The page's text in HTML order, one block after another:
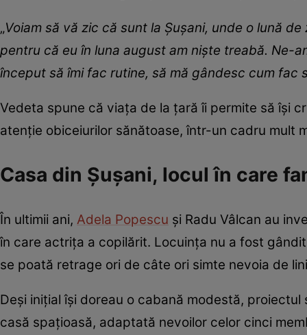
„Voiam să vă zic că sunt la Șușani, unde o lună
pentru că eu în luna august am niște treabă. Ne-
început să îmi fac rutine, să mă gândesc cum fac
Vedeta spune că viața de la țară îi permite să își
atenție obiceiurilor sănătoase, într-un cadru mult
Casa din Șușani, locul în care
În ultimii ani, Adela Popescu și Radu Vâlcan au
în care actrița a copilărit. Locuința nu a fost
se poată retrage ori de câte ori simte nevoia de
Deși inițial își doreau o cabană modestă,
casă spațioasă, adaptată nevoilor celor cinci